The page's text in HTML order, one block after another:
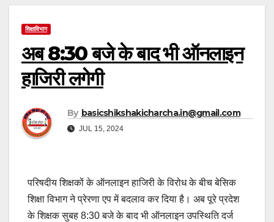
शिक्षाविभाग
अब 8:30 बजे के बाद भी ऑनलाइन
हाजिरी लगेगी
By basicshikshakicharcha.in@gmail.com
JUL 15, 2024
परिषदीय शिक्षकों के ऑनलाइन हाजिरी के विरोध के बीच बेसिक
शिक्षा विभाग ने प्रेरणा एप में बदलाव कर दिया है। अब पूरे प्रदेश
के शिक्षक सुबह 8:30 बजे के बाद भी ऑनलाइन उपस्थिति दर्ज